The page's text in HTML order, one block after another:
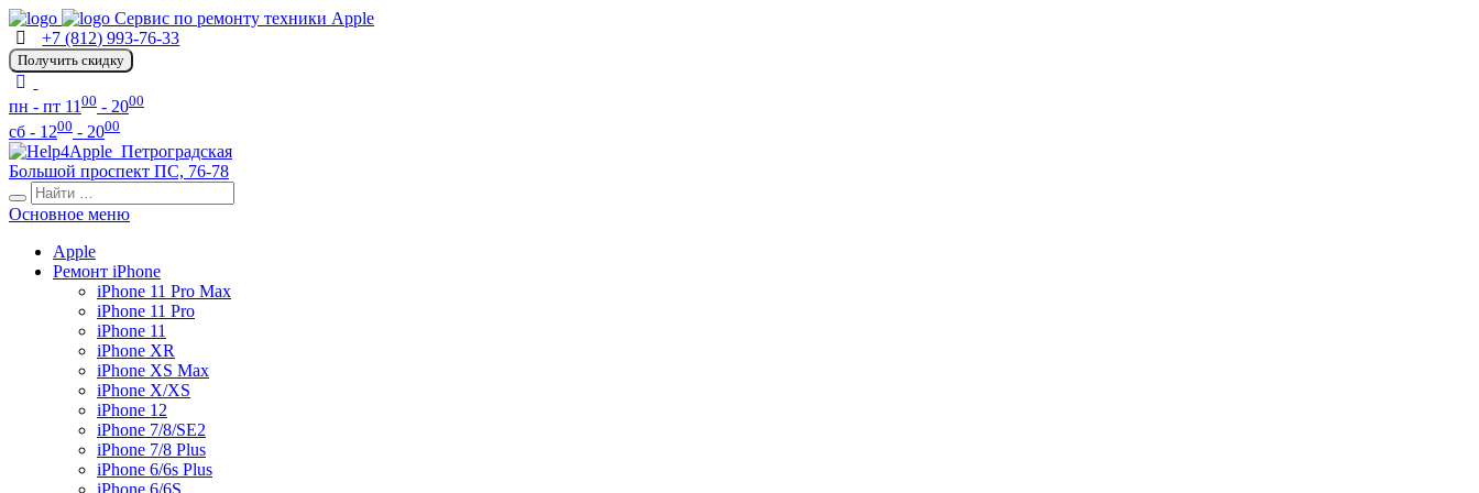
Сервис по ремонту техники Apple
+7 (812) 993-76-33
Получить скидку
пн - пт 11 00 - 2000
сб - 1200 - 2000
Петроградская
Большой проспект ПС, 76-78
Основное меню
Apple
Ремонт iPhone
iPhone 11 Pro Max
iPhone 11 Pro
iPhone 11
iPhone XR
iPhone XS Max
iPhone X/XS
iPhone 12
iPhone 7/8/SE2
iPhone 7/8 Plus
iPhone 6/6s Plus
iPhone 6/6S